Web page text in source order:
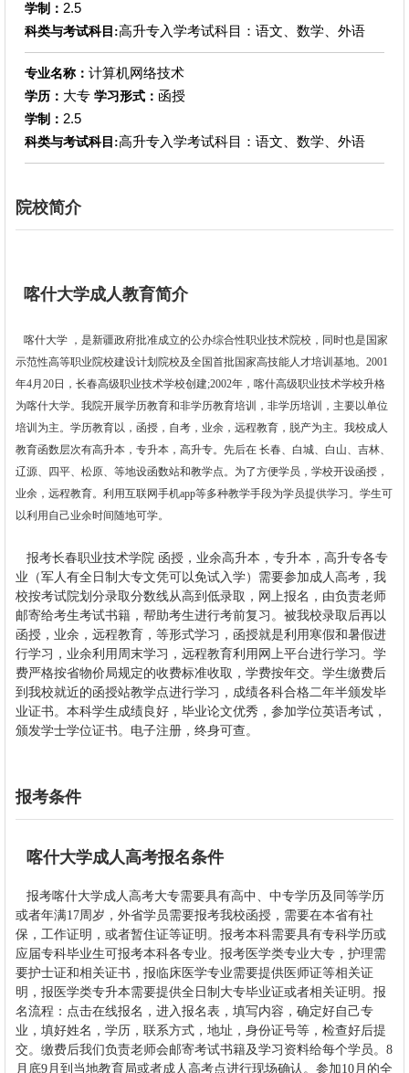
学制： 2.5
科类与考试科目:高升专入学考试科目：语文、数学、外语
专业名称： 计算机网络技术
学历： 大专 学习形式： 函授
学制： 2.5
科类与考试科目:高升专入学考试科目：语文、数学、外语
院校简介
喀什大学成人教育简介
喀什大学 ，是新疆政府批准成立的公办综合性职业技术院校，同时也是国家
示范性高等职业院校建设计划院校及全国首批国家高技能人才培训基地。2001
年4月20日，长春高级职业技术学校创建;2002年，喀什高级职业技术学校升格
为喀什大学。我院开展学历教育和非学历教育培训，非学历培训，主要以单位
培训为主。学历教育以，函授，自考，业余，远程教育，脱产为主。我校成人
教育函数层次有高升本，专升本，高升专。先后在 长春、白城、白山、吉林、
辽源、四平、松原、等地设函数站和教学点。为了方便学员，学校开设函授，
业余，远程教育。利用互联网手机app等多种教学手段为学员提供学习。学生可
以利用自己业余时间随地可学。
报考长春职业技术学院 函授，业余高升本，专升本，高升专各专
业（军人有全日制大专文凭可以免试入学）需要参加成人高考，我
校按考试院划分录取分数线从高到低录取，网上报名，由负责老师
邮寄给考生考试书籍，帮助考生进行考前复习。被我校录取后再以
函授，业余，远程教育，等形式学习，函授就是利用寒假和暑假进
行学习，业余利用周末学习，远程教育利用网上平台进行学习。学
费严格按省物价局规定的收费标准收取，学费按年交。学生缴费后
到我校就近的函授站教学点进行学习，成绩各科合格二年半颁发毕
业证书。本科学生成绩良好，毕业论文优秀，参加学位英语考试，
颁发学士学位证书。电子注册，终身可查。
报考条件
喀什大学成人高考报名条件
报考喀什大学成人高考大专需要具有高中、中专学历及同等学历
或者年满17周岁，外省学员需要报考我校函授，需要在本省有社
保，工作证明，或者暂住证等证明。报考本科需要具有专科学历或
应届专科毕业生可报考本科各专业。报考医学类专业大专，护理需
要护士证和相关证书，报临床医学专业需要提供医师证等相关证
明，报医学类专升本需要提供全日制大专毕业证或者相关证明。报
名流程：点击在线报名，进入报名表，填写内容，确定好自己专
业，填好姓名，学历，联系方式，地址，身份证号等，检查好后提
交。缴费后我们负责老师会邮寄考试书籍及学习资料给每个学员。8
月底9月到当地教育局或者成人高考点进行现场确认。参加10月的全